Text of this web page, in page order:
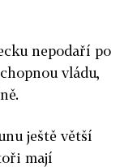
nepodaří po
vládu,
ještě větší
mají